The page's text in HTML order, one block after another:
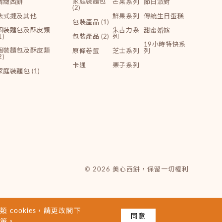
緻西餅
式撻及其他
裝麵包及酥皮類
裝麵包及酥皮類
庭裝麵包 (1)
家庭裝麵包
(2)
包裝產品 (1)
包裝產品 (2)
原條卷蛋
卡通
芒果系列
鮮果系列
朱古力系
列
芝士系列
栗子系列
節日派對
傳統生日蛋糕
甜蜜婚嫁
19小時特快系
列
© 2026 美心西餅，保留一切權利
cookies，請更改閣下
同意